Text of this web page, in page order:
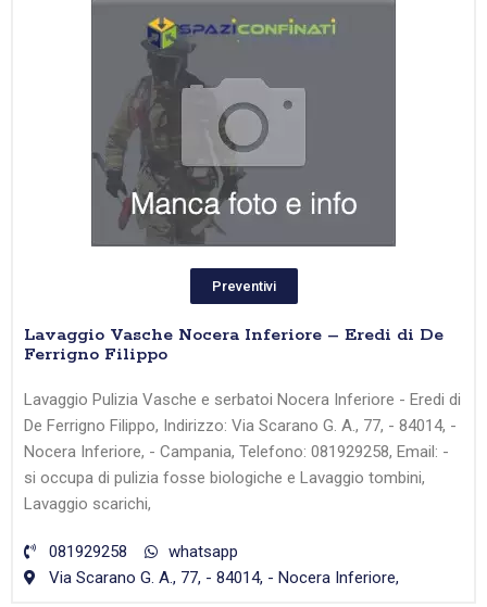
Preventivi
Lavaggio Vasche Nocera Inferiore – Eredi di De
Ferrigno Filippo
Lavaggio Pulizia Vasche e serbatoi Nocera Inferiore - Eredi di
De Ferrigno Filippo, Indirizzo: Via Scarano G. A., 77, - 84014, -
Nocera Inferiore, - Campania, Telefono: 081929258, Email: -
si occupa di pulizia fosse biologiche e Lavaggio tombini,
Lavaggio scarichi,
081929258
whatsapp
Via Scarano G. A., 77, - 84014, - Nocera Inferiore,